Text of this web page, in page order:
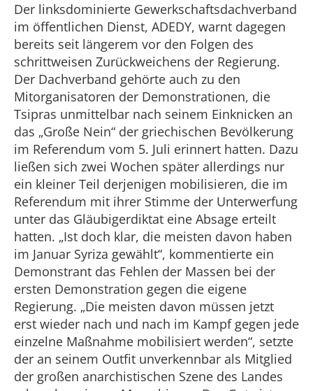
Der linksdominierte Gewerkschaftsdachverband
im öffentlichen Dienst, ADEDY, warnt dagegen
bereits seit längerem vor den Folgen des
schrittweisen Zurückweichens der Regierung.
Der Dachverband gehörte auch zu den
Mitorganisatoren der Demonstrationen, die
Tsipras unmittelbar nach seinem Einknicken an
das „Große Nein“ der griechischen Bevölkerung
im Referendum vom 5. Juli erinnert hatten. Dazu
ließen sich zwei Wochen später allerdings nur
ein kleiner Teil derjenigen mobilisieren, die im
Referendum mit ihrer Stimme der Unterwerfung
unter das Gläubigerdiktat eine Absage erteilt
hatten. „Ist doch klar, die meisten davon haben
im Januar Syriza gewählt“, kommentierte ein
Demonstrant das Fehlen der Massen bei der
ersten Demonstration gegen die eigene
Regierung. „Die meisten davon müssen jetzt
erst wieder nach und nach im Kampf gegen jede
einzelne Maßnahme mobilisiert werden“, setzte
der an seinem Outfit unverkennbar als Mitglied
der großen anarchistischen Szene des Landes